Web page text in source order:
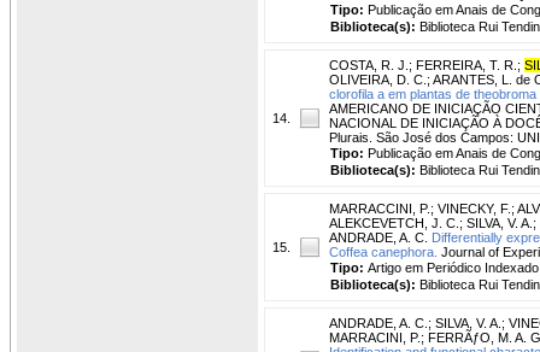
Tipo: Publicação em Anais de
Biblioteca(s): Biblioteca Rui
14.
COSTA, R. J. ; FERREIRA, T. R. ;
OLIVEIRA, D. C. ; ARANTES, L. de
clorofila a em plantas de
AMERICANO DE INICIAÇÃO
NACIONAL DE INICIAÇÃO À
Plurais. São José dos Campos:
Tipo: Publicação em Anais de
Biblioteca(s): Biblioteca Rui
15.
MARRACCINI, P. ; VINECKY, F. ;
ALEKCEVETCH, J. C. ; SILVA, V. A. ;
ANDRADE, A. C. Differentially
Coffea canephora. Journal of
Tipo: Artigo em Periódico Indexado
Biblioteca(s): Biblioteca Rui
ANDRADE, A. C. ; SILVA, V. A. ;
MARRACINI, P. ; FERRÃƒO, M. A.